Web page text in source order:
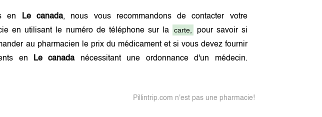
en Le canada, nous vous recommandons de contacter votre
en utilisant le numéro de téléphone sur la carte,
pour savoir si
au pharmacien le prix du médicament et si vous devez fournir
en
Le canadanécessitant une ordonnance d'un médecin.
Pillintrip.com n'est pas une pharmacie!